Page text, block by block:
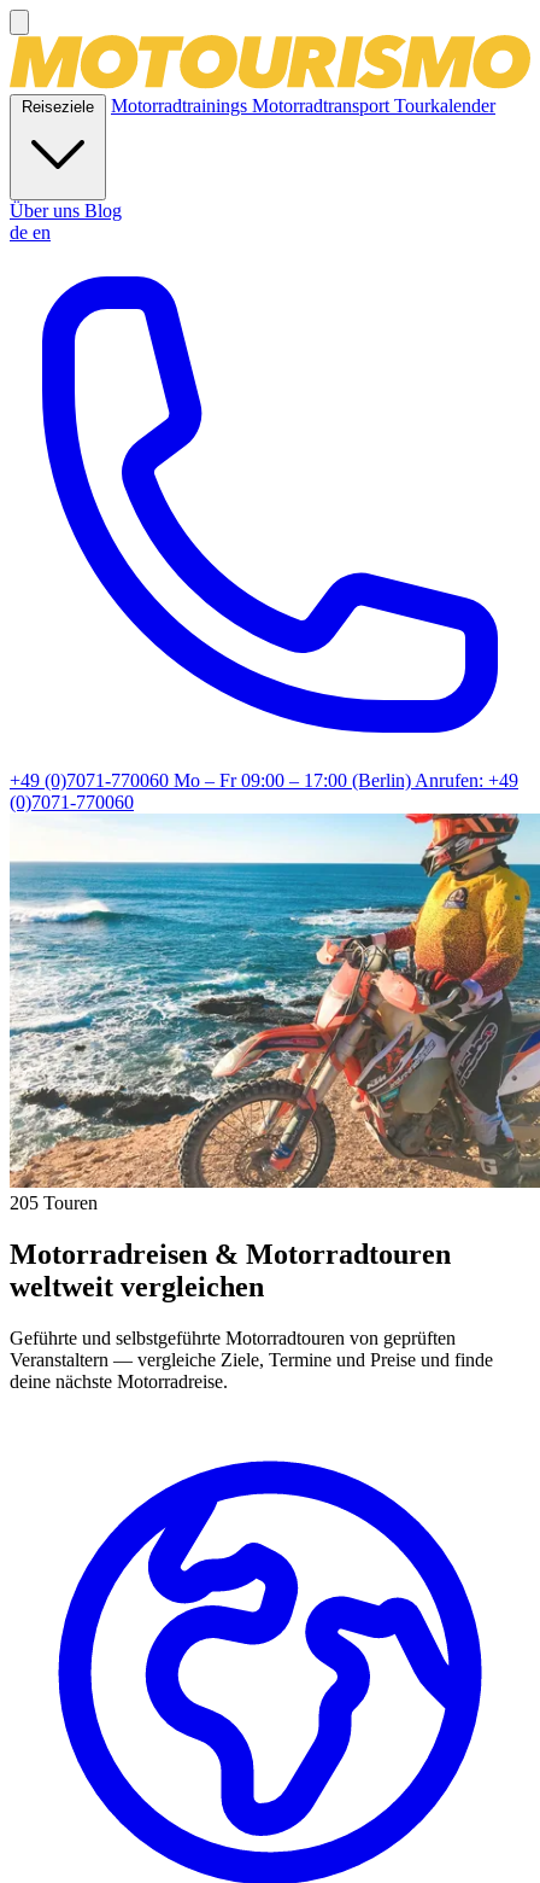
Reiseziele Motorradtrainings MotorradtransportTourkalender
Über uns Blog
de en
+49 (0)7071-770060 Mo – Fr 09:00 – 17:00 (Berlin)Anrufen: +49
(0)7071-770060
205 Touren
Motorradreisen & Motorradtouren
weltweit vergleichen
Geführte und selbstgeführte Motorradtouren von geprüften
Veranstaltern — vergleiche Ziele, Termine und Preise und finde
deine nächste Motorradreise.